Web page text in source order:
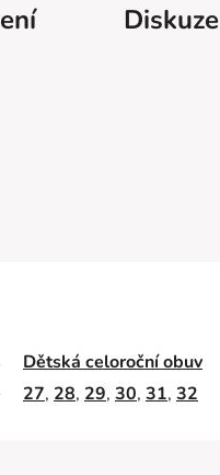
Diskuze
Dětská celoroční obuv
27, 28, 29, 30, 31, 32